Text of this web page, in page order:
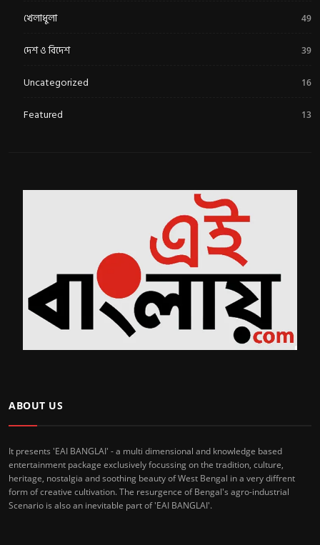
খেলাধুলা 49
দেশ ও বিদেশ 39
Uncategorized 16
Featured 13
ABOUT US
It presents 'EAI BANGLAI' - a multi dimensional and knowledge based
entertainment package exclusively focussing on the tradition, culture,
heritage, nostalgia and soothing beauty of West Bengal in a very diffrent
form of creative cultivation. The resurgence of Bengal's agro-industrial
Scenario is also an inevitable part of 'EAI BANGLAI'.